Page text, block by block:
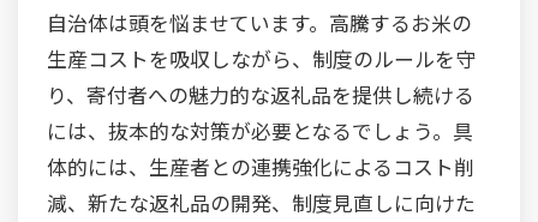
自治体は頭を悩ませています。高騰するお米の
生産コストを吸収しながら、制度のルールを守
り、寄付者への魅力的な返礼品を提供し続ける
には、抜本的な対策が必要となるでしょう。具
体的には、生産者との連携強化によるコスト削
減、新たな返礼品の開発、制度見直しに向けた